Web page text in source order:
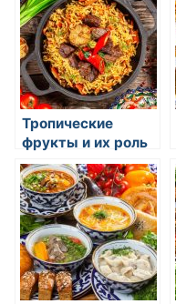
Тропические
фрукты и их роль
в восточной
гастрономии